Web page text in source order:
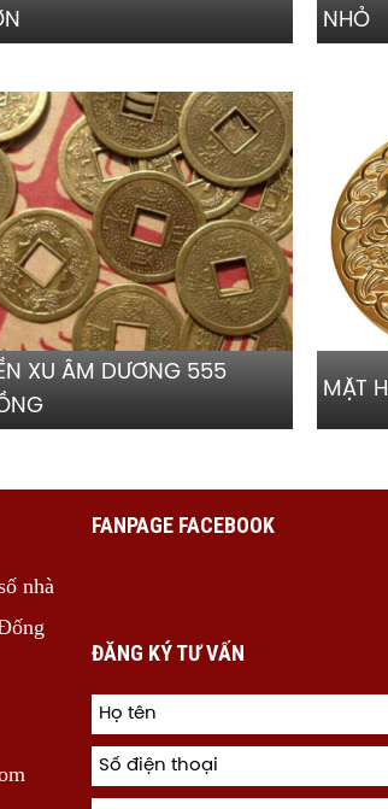
NHỎ
XU ÂM DƯƠNG 555
MẶT
nhà
FANPAGE FACEBOOK
ĐĂNG KÝ TƯ VẤN